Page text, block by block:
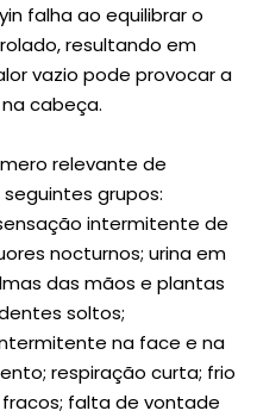
falha ao equilibrar o
resultando em
vazio pode provocar a
cabeça.
relevante de
grupos:
intermitente de
nocturnos; urina em
das mãos e plantas
soltos;
na face e na
respiração curta; frio
falta de vontade